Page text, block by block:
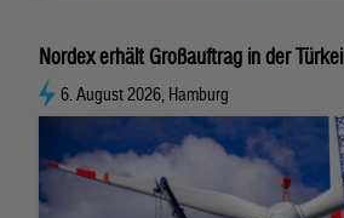
Nordex erhält Großauftrag in der Türkei
6. August 2026, Hamburg